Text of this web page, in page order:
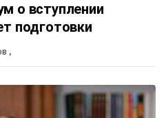
о вступлении
подготовки
,